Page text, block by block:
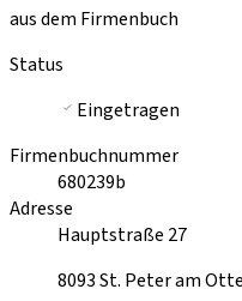
aus dem Firmenbuch
Status
Eingetragen
Firmenbuchnummer
680239b
Adresse
Hauptstraße 27
8093St. Peter am